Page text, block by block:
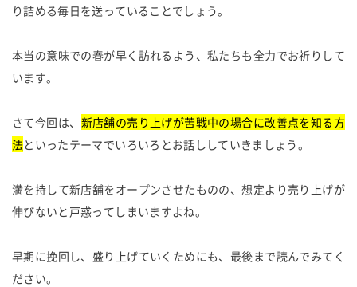
り詰める毎日を送っていることでしょう。
本当の意味での春が早く訪れるよう、私たちも全力でお祈りして
います。
さて今回は、 新店舗の売り上げが苦戦中の場合に改善点を知る方
法といったテーマでいろいろとお話ししていきましょう。
満を持して新店舗をオープンさせたものの、想定より売り上げが
伸びないと戸惑ってしまいますよね。
早期に挽回し、盛り上げていくためにも、最後まで読んでみてく
ださい。